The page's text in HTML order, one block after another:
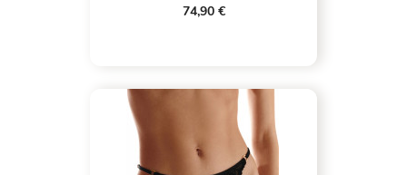
74,90 €